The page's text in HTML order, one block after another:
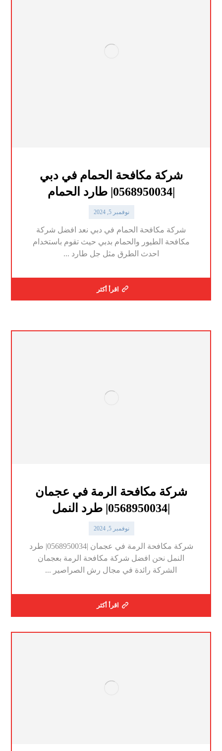
شركة مكافحة الحمام في دبي
|0568950034| طارد الحمام
نوفمبر 5, 2024
شركة مكافحة الحمام في دبي نعد افضل شركة
مكافحة الطيور والحمام بدبي حيث تقوم باستخدام
احدث الطرق مثل جل طارد ...
اقرأ أكثر
شركة مكافحة الرمة في عجمان
|0568950034| طرد النمل
نوفمبر 5, 2024
شركة مكافحة الرمة في عجمان |0568950034| طرد
النمل نحن افضل شركة مكافحة الرمة بعجمان
الشركة رائدة في مجال رش الصراصير ...
اقرأ أكثر